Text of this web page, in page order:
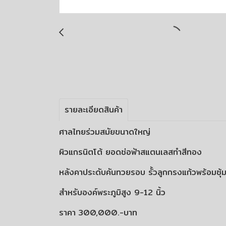
รายละเอียดสินค้า
ศาลไทยร่วมสมัยขนาดใหญ่
ผิวแกรนิตโต้ ยอดช่อฟ้าสแตนเลสทำสีทอง
หลังคาประดับคันทวยรอบ รั้วลูกกรงแก้วพร้อมซุ้
สำหรับองค์พระภูมิสูง 9-12 นิ้ว
ราคา 300,000.-บาท